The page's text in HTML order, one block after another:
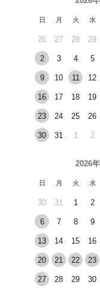
日 月 火 水
26 27 28 29
2 3 4 5
9 10 11 12
16 17 18 19
23 24 25 26
30 31 1 2
2026年
日 月 火 水
30 31 1 2
6 7 8 9
13 14 15 16
20 21 22 23
27 28 29 30